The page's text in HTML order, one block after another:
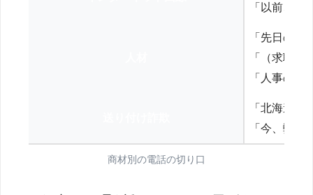
「以前、
「先日の
「（求職
「人事の方
「北海道
「今、弊
商材別の電話の切り口